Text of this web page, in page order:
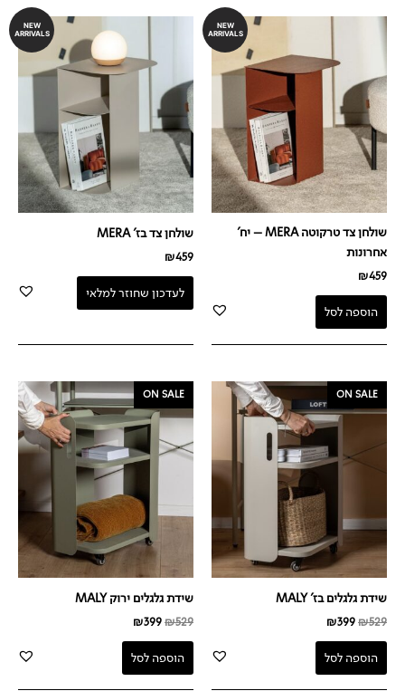
NEW
ARRIVALS
שולחן צד טרקוטה MERA – יח'
אחרונות
₪459
הוספה לסל
NEW
ARRIVALS
שולחן צד בז' MERA
₪459
לעדכון שחוזר למלאי
ON SALE
שידת גלגלים בז' MALY
₪529
המחיר
המקורי
היה:
₪529.
₪399
המחיר
הנוכחי
הוא:
₪399.
הוספה לסל
ON SALE
שידת גלגלים ירוק MALY
₪529
המחיר
המקורי
היה:
₪529.
₪399
המחיר
הנוכחי
הוא:
₪399.
הוספה לסל